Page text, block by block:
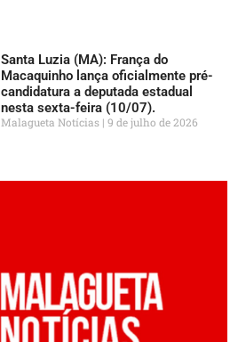
Santa Luzia (MA): França do
Macaquinho lança oficialmente pré-
candidatura a deputada estadual
nesta sexta-feira (10/07).
Malagueta Notícias 9 de julho de 2026